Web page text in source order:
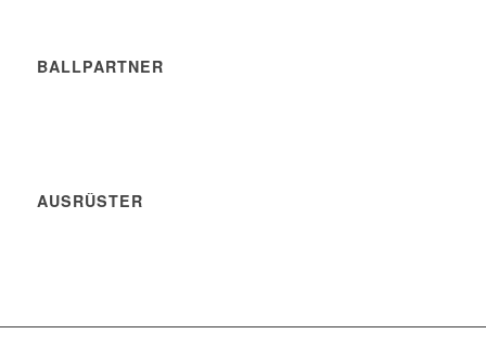
BALLPARTNER
AUSRÜSTER